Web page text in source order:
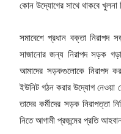
কোন উদ্যোগের সাথে থাকবে খুলনা
সমাবেশে প্রধান বক্তা নিরাপদ
সাজানোর জন্য নিরাপদ সড়ক
আমাদের সড়কগুলোকে নিরাপদ
ইউনিট গঠন করার উদ্যোগ নেওয়া
তাদের কর্মীদের সড়ক নিরাপত্তা
নিতে আগামী প্রজন্মের প্রতি